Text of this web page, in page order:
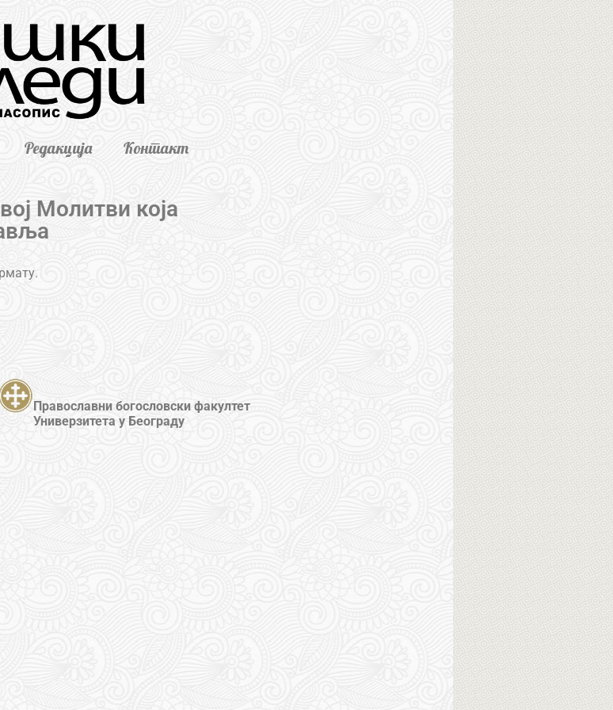
Редакција Контакт
Молитви која
Православни богословски факултет
Универзитета у Београду